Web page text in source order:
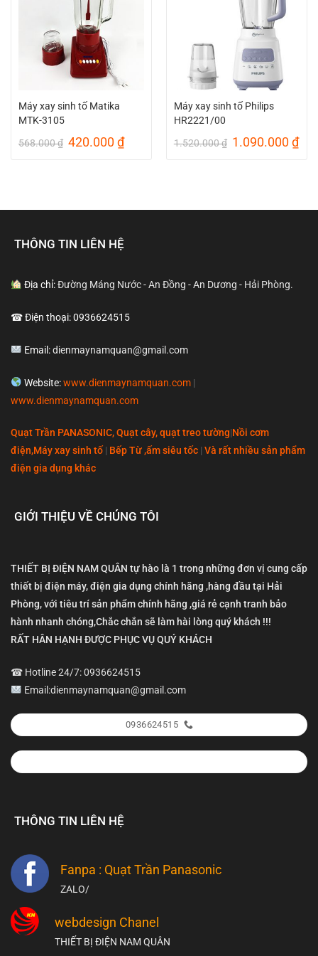
Máy xay sinh tố Matika
MTK-3105
568.000₫ Giá
420.000₫Giá
hiện
Máy xay sinh tố Philips
HR2221/00
1.520.000₫ Giá
1.090.000₫Giá
THÔNG TIN LIÊN HỆ
Địa chỉ:Đường Máng Nước - An Đồng - An Dương - Hải Phòng.
☎ Điện thoại: 0936624515
Email:dienmaynamquan@gmail.com
Website:www.dienmaynamquan.com |
www.dienmaynamquan.com
Quạt Trần PANASONIC, Quạt cây, quạt treo tường|Nồi cơm
điện,Máy xay sinh tố | Bếp Từ ,ấm siêu tốc | Và rất nhiều sản phẩm
điện gia dụng khác
GIỚI THIỆU VỀ CHÚNG TÔI
THIẾT BỊ ĐIỆN NAM QUÂN tự hào là 1 trong những đơn vị cung cấp
thiết bị điện máy, điện gia dụng chính hãng ,hàng đầu tại Hải
Phòng, với tiêu trí sản phẩm chính hãng ,giá rẻ cạnh tranh bảo
hành nhanh chóng,Chắc chắn sẽ làm hài lòng quý khách !!!
RẤT HÂN HẠNH ĐƯỢC PHỤC VỤ QUÝ KHÁCH
☎ Hotline 24/7: 0936624515
Email:dienmaynamquan@gmail.com
0936624515
THÔNG TIN LIÊN HỆ
Fanpa : Quạt Trần Panasonic
ZALO/
webdesign Chanel
THIẾT BỊ ĐIỆN NAM QUÂN